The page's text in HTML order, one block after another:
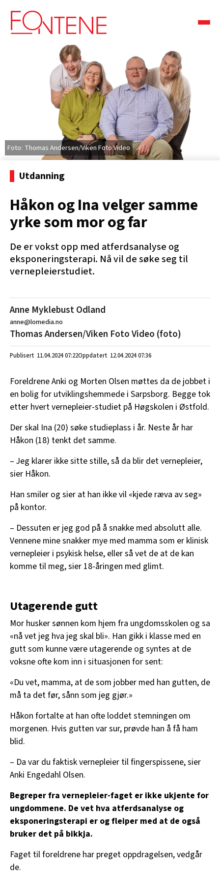
Thomas Andersen/Viken Foto Video
Utdanning
Håkon og Ina velger samme
yrke som mor og far
De er vokst opp med atferdsanalyse og
eksponeringsterapi. Nå vil de søke seg til
vernepleierstudiet.
Anne Myklebust Odland
anne@lomedia.no
Thomas Andersen/Viken Foto Video (foto)
11.04.202407:22 12.04.2024 07:36
Foreldrene Anki og Morten Olsen møttes da de jobbet i
en bolig for utviklingshemmede i Sarpsborg. Begge tok
etter hvert vernepleier-studiet på Høgskolen i Østfold.
Der skal Ina (20) søke studieplass i år. Neste år har
Håkon (18) tenkt det samme.
– Jeg klarer ikke sitte stille, så da blir det vernepleier,
sier Håkon.
Han smiler og sier at han ikke vil «kjede ræva av seg»
på kontor.
– Dessuten er jeg god på å snakke med absolutt alle.
Vennene mine snakker mye med mamma som er klinisk
vernepleier i psykisk helse, eller så vet de at de kan
komme til meg, sier 18-åringen med glimt.
Utagerende gutt
Mor husker sønnen kom hjem fra ungdomsskolen og sa
«nå vet jeg hva jeg skal bli». Han gikk i klasse med en
gutt som kunne være utagerende og syntes at de
voksne ofte kom inn i situasjonen for sent:
«Du vet, mamma, at de som jobber med han gutten, de
må ta det før, sånn som jeg gjør.»
Håkon fortalte at han ofte loddet stemningen om
morgenen. Hvis gutten var sur, prøvde han å få ham
blid.
– Da var du faktisk vernepleier til fingerspissene, sier
Anki Engedahl Olsen.
Begreper fra vernepleier-faget er ikke ukjente for
ungdommene. De vet hva atferdsanalyse og
eksponeringsterapi er og fleiper med at de også
bruker det på bikkja.
Faget til foreldrene har preget oppdragelsen, vedgår
de.